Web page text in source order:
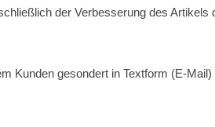
der Verbesserung des
Kunden gesondert in Textform (E-